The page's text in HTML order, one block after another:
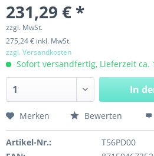
231,29 € *
zzgl. MwSt.
275,24 € inkl. MwSt.
zzgl. Versandkosten
Sofort versandfertig, Lieferzeit ca.
In
Merken Bewerten
Artikel-Nr.:
T56PD00